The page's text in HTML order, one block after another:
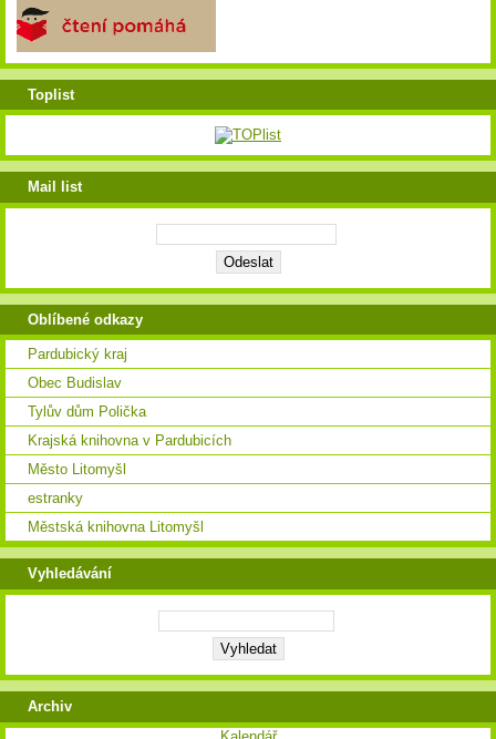
Toplist
Mail list
Oblíbené odkazy
Pardubický kraj
Obec Budislav
Tylův dům Polička
Krajská knihovna v Pardubicích
Město Litomyšl
estranky
Městská knihovna Litomyšl
Vyhledávání
Archiv